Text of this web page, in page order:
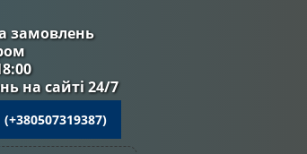
замовлень
на сайті 24/7
(+380507319387)